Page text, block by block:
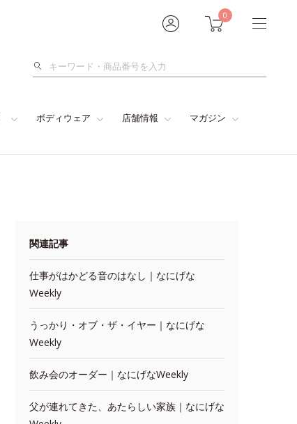
0
検
ボディウェア 店舗情報 マガジン
関連記事
仕事がはかどる音のはなし｜なにげな
Weekly
うっかり・オブ・ザ・イヤー｜なにげな
Weekly
飲み会のオーダー｜なにげなWeekly
父が連れてきた、あたらしい家族｜なにげな